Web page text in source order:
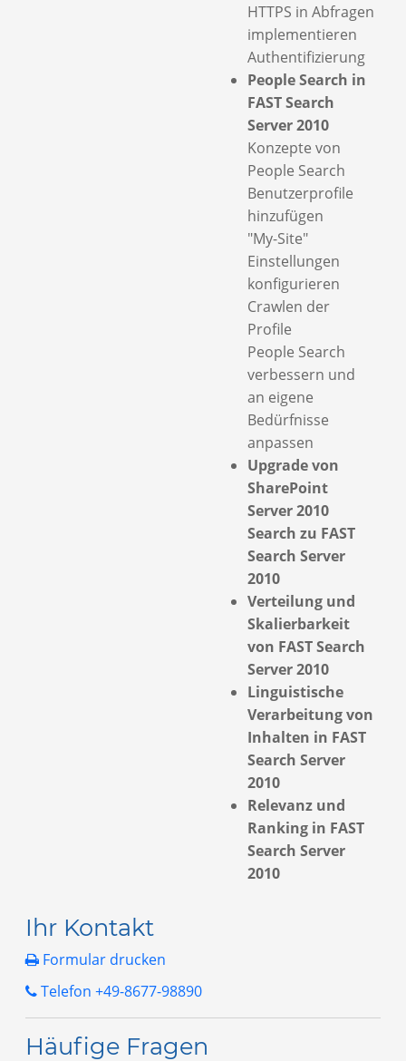
HTTPS in Abfragen
implementieren
Authentifizierung
People Search in
FAST Search
Server 2010
Konzepte von
People Search
Benutzerprofile
hinzufügen
"My-Site"
Einstellungen
konfigurieren
Crawlen der
Profile
People Search
verbessern und
an eigene
Bedürfnisse
anpassen
Upgrade von
SharePoint
Server 2010
Search zu FAST
Search Server
2010
Verteilung und
Skalierbarkeit
von FAST Search
Server 2010
Linguistische
Verarbeitung von
Inhalten in FAST
Search Server
2010
Relevanz und
Ranking in FAST
Search Server
2010
Ihr Kontakt
Formular drucken
Telefon +49-8677-98890
Häufige Fragen